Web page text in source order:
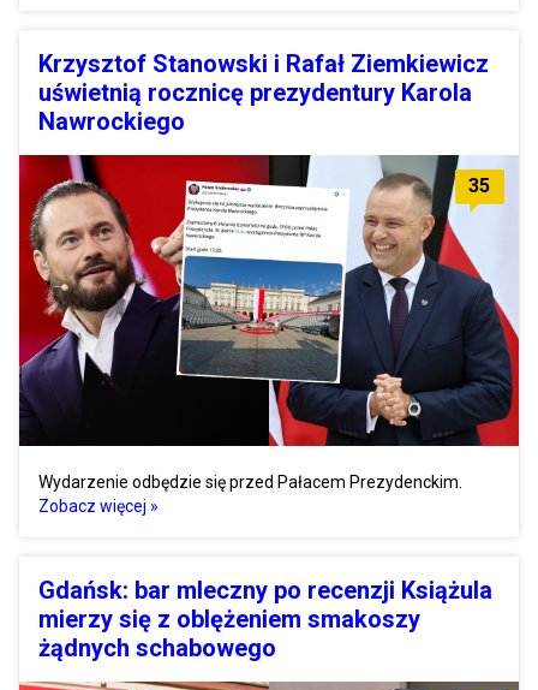
Krzysztof Stanowski i Rafał Ziemkiewicz
uświetnią rocznicę prezydentury Karola
Nawrockiego
35
Wydarzenie odbędzie się przed Pałacem Prezydenckim.
Zobacz więcej »
Gdańsk: bar mleczny po recenzji Książula
mierzy się z oblężeniem smakoszy
żądnych schabowego